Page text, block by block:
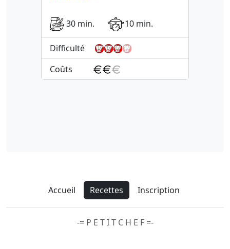
30 min. 10 min.
Difficulté
Coûts
Accueil Recettes Inscription
-= P E T I T C H E F =-